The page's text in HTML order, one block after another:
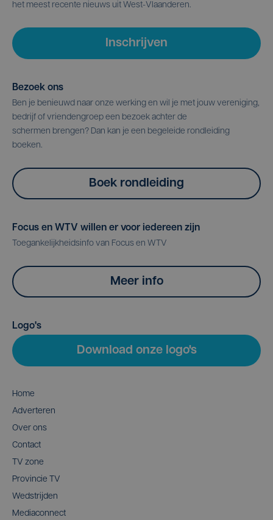
het meest recente nieuws uit West-Vlaanderen.
Inschrijven
Bezoek ons
Ben je benieuwd naar onze werking en wil je met jouw vereniging,
bedrijf of vriendengroep een bezoek achter de
schermen brengen? Dan kan je een begeleide rondleiding
boeken.
Boek rondleiding
Focus en WTV willen er voor iedereen zijn
Toegankelijkheidsinfo van Focus en WTV
Meer info
Logo's
Download onze logo's
Home
Adverteren
Over ons
Contact
TV zone
Provincie TV
Wedstrijden
Mediaconnect